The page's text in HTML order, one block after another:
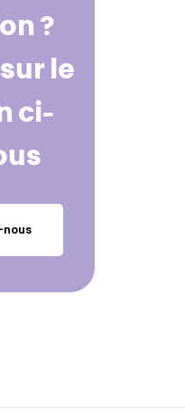
?
le
ci-